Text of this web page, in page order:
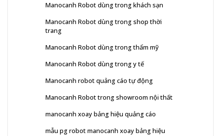
Manocanh Robot dùng trong khách sạn
Manocanh Robot dùng trong shop thời
trang
Manocanh Robot dùng trong thẩm mỹ
Manocanh Robot dùng trong y tế
Manocanh robot quảng cáo tự động
Manocanh Robot trong showroom nội thất
manocanh xoay bảng hiệu quảng cáo
mẫu pg robot manocanh xoay bảng hiệu